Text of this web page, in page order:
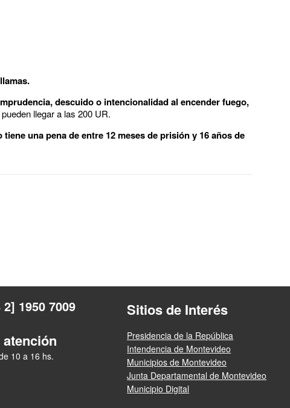
descuido o intencionalidad al encender fuego,
llegar a las 200 UR.
una pena de entre 12 meses de prisión y 16 años de
1950 7009
10 a 16 hs.
Sitios de Interés
Presidencia de la República
Intendencia de Montevideo
Municipios de Montevideo
Junta Departamental de Montevideo
Municipio Digital